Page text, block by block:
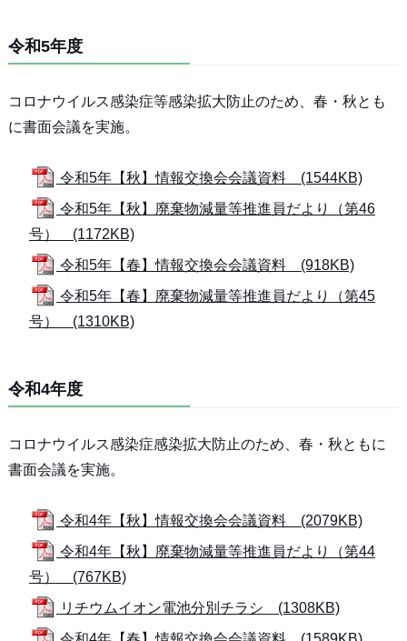
令和5年度
コロナウイルス感染症等感染拡大防止のため、春・秋とも
に書面会議を実施。
令和5年【秋】情報交換会会議資料 (1544KB)
令和5年【秋】廃棄物減量等推進員だより（第46
号） (1172KB)
令和5年【春】情報交換会会議資料 (918KB)
令和5年【春】廃棄物減量等推進員だより（第45
号） (1310KB)
令和4年度
コロナウイルス感染症感染拡大防止のため、春・秋ともに
書面会議を実施。
令和4年【秋】情報交換会会議資料 (2079KB)
令和4年【秋】廃棄物減量等推進員だより（第44
号） (767KB)
リチウムイオン電池分別チラシ (1308KB)